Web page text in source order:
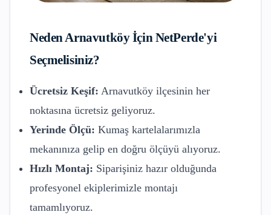
NedenArnavutköyİçin NetPerde'yi
Seçmelisiniz?
Ücretsiz Keşif: Arnavutköy ilçesinin her
noktasına ücretsiz geliyoruz.
Yerinde Ölçü: Kumaş kartelalarımızla
mekanınıza gelip en doğru ölçüyü alıyoruz.
Hızlı Montaj: Siparişiniz hazır olduğunda
profesyonel ekiplerimizle montajı
tamamlıyoruz.